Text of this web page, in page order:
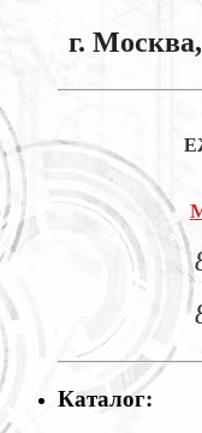
г.
Каталог: